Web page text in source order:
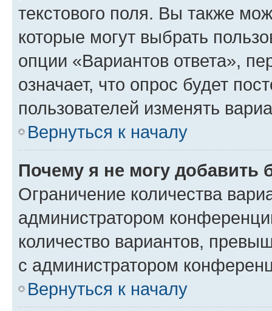
текстового поля. Вы также
которые могут выбрать
опции «Вариантов ответа»,
означает, что опрос будет
пользователей изменять
Вернуться к началу
Почему я не могу добавить
Ограничение количества
администратором
количество вариантов,
с администратором
Вернуться к началу